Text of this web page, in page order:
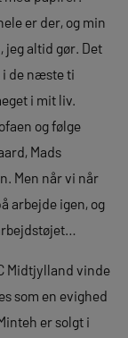
er der, og min
jeg altid gør. Det
i de næste ti
i mit liv.
og følge
Mads
Men når vi når
arbejde igen, og
Midtjylland vinde
som en evighed
er solgt i